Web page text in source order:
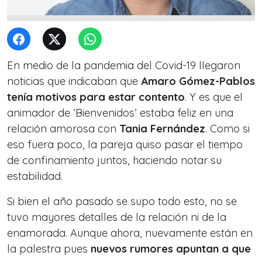
En medio de la pandemia del Covid-19 llegaron
noticias que indicaban que Amaro Gómez-Pablos
tenía motivos para estar contento. Y es que el
animador de ‘Bienvenidos’ estaba feliz en una
relación amorosa con Tania Fernández. Como si
eso fuera poco, la pareja quiso pasar el tiempo
de confinamiento juntos, haciendo notar su
estabilidad.
Si bien el año pasado se supo todo esto, no se
tuvo mayores detalles de la relación ni de la
enamorada. Aunque ahora, nuevamente están en
la palestra pues nuevos rumores apuntan a que